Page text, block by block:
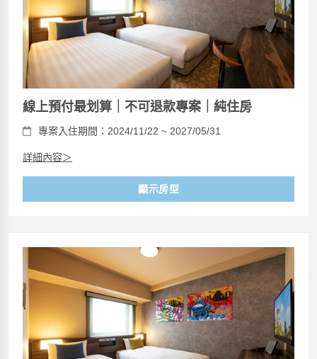
線上預付最划算｜不可退款專案｜純住房
專案入住期間：2024/11/22 ~ 2027/05/31
詳細內容＞
顯示房型